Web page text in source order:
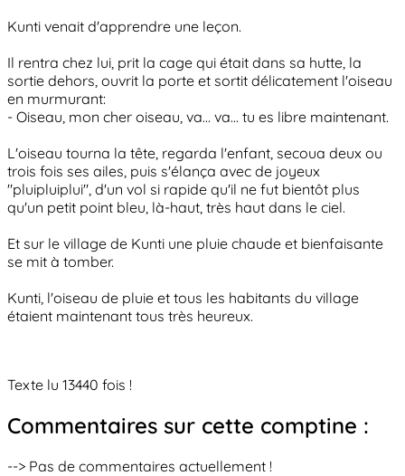
Kunti venait d'apprendre une leçon.
Il rentra chez lui, prit la cage qui était dans sa hutte, la
sortie dehors, ouvrit la porte et sortit délicatement l'oiseau
en murmurant:
- Oiseau, mon cher oiseau, va... va... tu es libre maintenant.
L'oiseau tourna la tête, regarda l'enfant, secoua deux ou
trois fois ses ailes, puis s'élança avec de joyeux
"pluipluiplui", d'un vol si rapide qu'il ne fut bientôt plus
qu'un petit point bleu, là-haut, très haut dans le ciel.
Et sur le village de Kunti une pluie chaude et bienfaisante
se mit à tomber.
Kunti, l'oiseau de pluie et tous les habitants du village
étaient maintenant tous très heureux.
Texte lu 13440 fois !
Commentaires sur cette comptine :
--> Pas de commentaires actuellement !